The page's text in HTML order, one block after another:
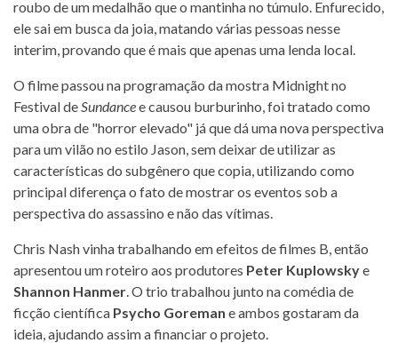
roubo de um medalhão que o mantinha no túmulo. Enfurecido,
ele sai em busca da joia, matando várias pessoas nesse
interim, provando que é mais que apenas uma lenda local.
O filme passou na programação da mostra Midnight no
Festival deSundancee causou burburinho, foi tratado como
uma obra de "horror elevado" já que dá uma nova perspectiva
para um vilão no estilo Jason, sem deixar de utilizar as
características do subgênero que copia, utilizando como
principal diferença o fato de mostrar os eventos sob a
perspectiva do assassino e não das vítimas.
Chris Nash vinha trabalhando em efeitos de filmes B, então
apresentou um roteiro aos produtores Peter Kuplowskye
Shannon Hanmer. O trio trabalhou junto na comédia de
ficção científica Psycho Goreman e ambos gostaram da
ideia, ajudando assim a financiar o projeto.